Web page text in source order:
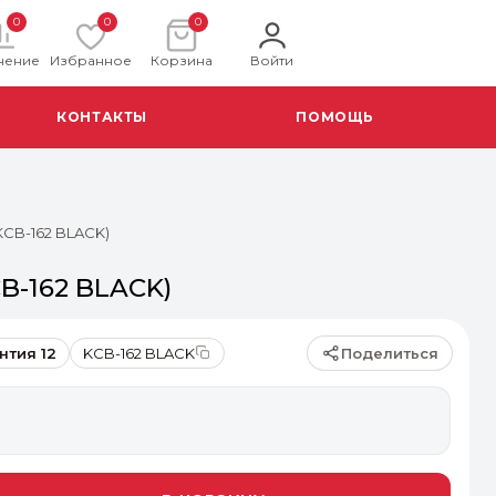
0 0
Избранное
0
Корзина Войти
КОНТАКТЫ ПОМОЩЬ
162 BLACK)
162 BLACK)
Поделиться
12 KCB-162 BLACK